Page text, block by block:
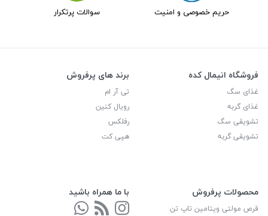
حریم خصوصی و امنیت سوالات پرتکرار
فروشگاه انیمال کده
غذای سگ
غذای گربه
تشویقی سگ
تشویقی گربه
برند های پرفروش
تی آر ام
رویال کنین
رفلکس
هپی کت
محصولات پرفروش
قرص مولتی ویتامین تاپ تن
با ما همراه باشید